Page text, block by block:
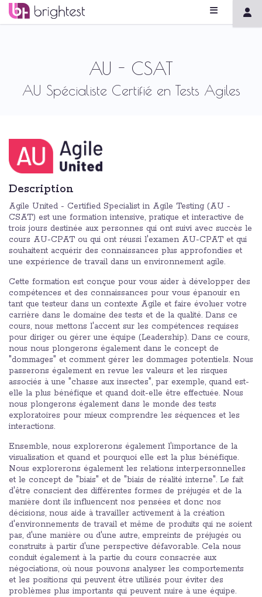
AU - CSAT
AU Spécialiste Certifié en Tests Agiles
Description
Agile United - Certified Specialist in Agile Testing (AU -
CSAT) est une formation intensive, pratique et interactive de
trois jours destinée aux personnes qui ont suivi avec succès le
cours AU-CPAT ou qui ont réussi l'examen AU-CPAT et qui
souhaitent acquérir des connaissances plus approfondies et
une expérience de travail dans un environnement agile.
Cette formation est conçue pour vous aider à développer des
compétences et des connaissances pour vous épanouir en
tant que testeur dans un contexte Agile et faire évoluer votre
carrière dans le domaine des tests et de la qualité. Dans ce
cours, nous mettons l'accent sur les compétences requises
pour diriger ou gérer une équipe (Leadership). Dans ce cours,
nous nous plongerons également dans le concept de
"dommages" et comment gérer les dommages potentiels. Nous
passerons également en revue les valeurs et les risques
associés à une "chasse aux insectes", par exemple, quand est-
elle la plus bénéfique et quand doit-elle être effectuée. Nous
nous plongerons également dans le monde des tests
exploratoires pour mieux comprendre les séquences et les
interactions.
Ensemble, nous explorerons également l'importance de la
visualisation et quand et pourquoi elle est la plus bénéfique.
Nous explorerons également les relations interpersonnelles
et le concept de "biais" et de "biais de réalité interne". Le fait
d'être conscient des différentes formes de préjugés et de la
manière dont ils influencent nos pensées et donc nos
décisions, nous aide à travailler activement à la création
d'environnements de travail et même de produits qui ne soient
pas, d'une manière ou d'une autre, empreints de préjugés ou
construits à partir d'une perspective défavorable. Cela nous
conduit également à la partie du cours consacrée aux
négociations, où nous pouvons analyser les comportements
et les positions qui peuvent être utilisés pour éviter des
problèmes plus importants qui peuvent nuire à une équipe.